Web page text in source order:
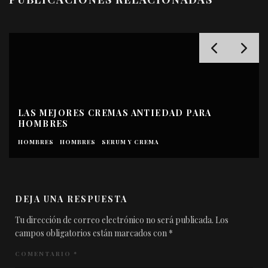
LAS MEJORES CREMAS ANTIEDAD PARA
HOMBRES
HOMBRES HOMBRES SERUM Y CREMA
DEJA UNA RESPUESTA
Tu dirección de correo electrónico no será publicada. Los
campos obligatorios están marcados con *
COMENTARIO *